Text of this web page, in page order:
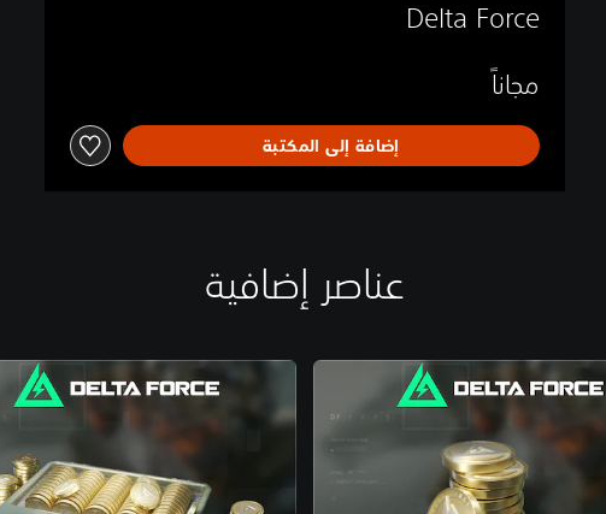
Delta Force
مجاناً
إضافة إلى المكتبة
عناصر إضافية